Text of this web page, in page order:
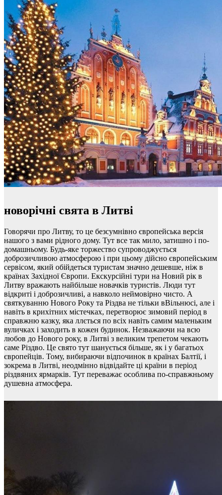
новорічні свята в Литві
Говорячи про Литву, то це безсумнівно європейська версія
нашого з вами рідного дому. Тут все так мило, затишно і по-
домашньому. Будь-яке торжество супроводжується
доброзичливою атмосферою і при цьому дійсно європейським
сервісом, який обійдеться туристам значно дешевше, ніж в
країнах Західної Європи. Екскурсійні тури на Новий рік в
Литву вражають найбільше новачків туристів. Люди тут
відкриті і доброзичливі, а навколо неймовірно чисто. А
святкуванню Нового Року та Різдва не тільки вВільнюсі, але і
навіть в крихітних містечках, перетворює зимовий період в
справжню казку, яка ллється по всіх навіть самим маленьким
вуличках і заходить в кожен будинок. Незважаючи на всю
любов до Нового року, в Литві з великим трепетом чекають
саме Різдво. Це свято тут шанується більше, як і у багатьох
європейців. Тому, вибираючи відпочинок в країнах Балтії, і
зокрема в Литві, неодмінно відвідайте ці країни в період
різдвяних ярмарків. Тут переважає особлива по-справжньому
душевна атмосфера.